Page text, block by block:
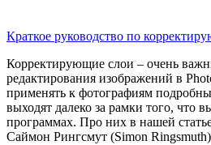
Краткое руководство по
Корректирующие слои – очень
редактирования изображений в
применять к фотографиям
выходят далеко за рамки того, что
программах. Про них в нашей
Саймон Рингсмут (Simon Ringsmuth)